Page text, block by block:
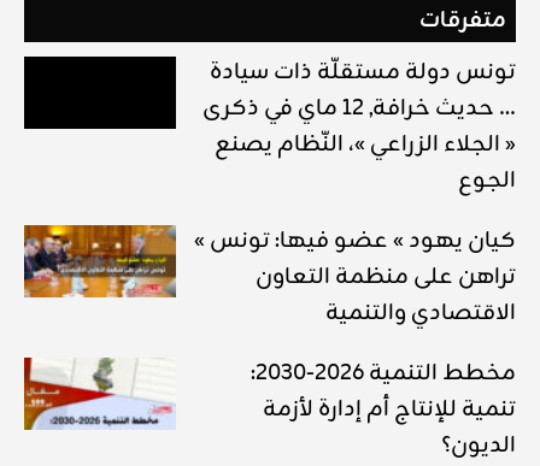
متفرقات
تونس دولة مستقلّة ذات سيادة
… حديث خرافة, 12 ماي في ذكرى
« الجلاء الزراعي »، النّظام يصنع
الجوع
« كيان يهود » عضو فيها: تونس
تراهن على منظمة التعاون
الاقتصادي والتنمية
مخطط التنمية 2026-2030:
تنمية للإنتاج أم إدارة لأزمة
الديون؟